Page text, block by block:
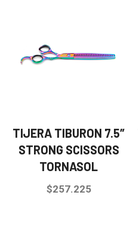
TIJERA TIBURON 7.5″
STRONG SCISSORS
TORNASOL
$257.225